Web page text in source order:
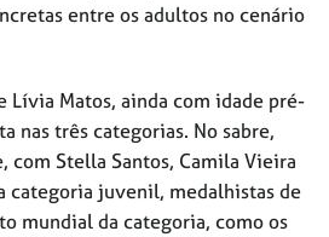
entre os adultos no cenário
Lívia Matos, ainda com idade pré-
nas três categorias. No sabre,
com Stella Santos, Camila Vieira
categoria juvenil, medalhistas de
mundial da categoria, como os